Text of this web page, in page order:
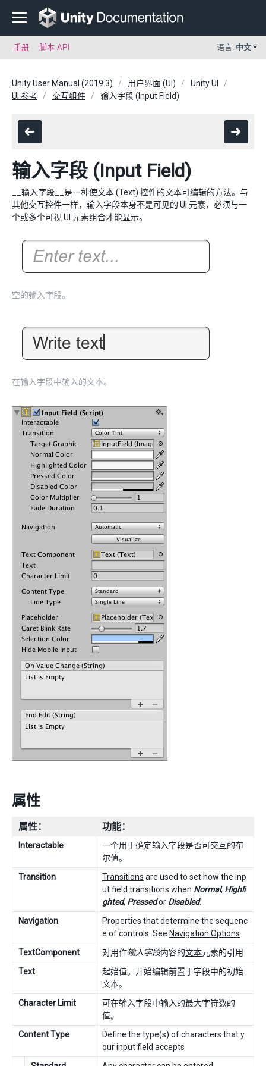
手册 脚本 API 语言: 中文
Unity User Manual (2019.3) 用户界面 (UI)
Unity UI
UI 参考
交互组件 输入字段 (Input Field)
输入字段 (Input Field)
__输入字段__是一种使文本 (Text) 控件的文本可编辑的方法。与
其他交互控件一样，输入字段本身不是可见的 UI 元素，必须与一
个或多个可视 UI 元素组合才能显示。
空的输入字段。
在输入字段中输入的文本。
属性
属性： 功能：
Interactable
一个用于确定输入字段是否可交互的布
尔值。
Transition
Transitions are used to set how the inp
ut field transitions when Normal, Highli
ghted, Pressedor Disabled.
Navigation
Properties that determine the sequenc
e of controls. See Navigation Options
TextComponent
对用作输入字段内容的文本元素的引用
Text
起始值。开始编辑前置于字段中的初始
文本。
Character Limit
可在输入字段中输入的最大字符数的
值。
Content Type
Define the type(s) of characters that y
our input field accepts